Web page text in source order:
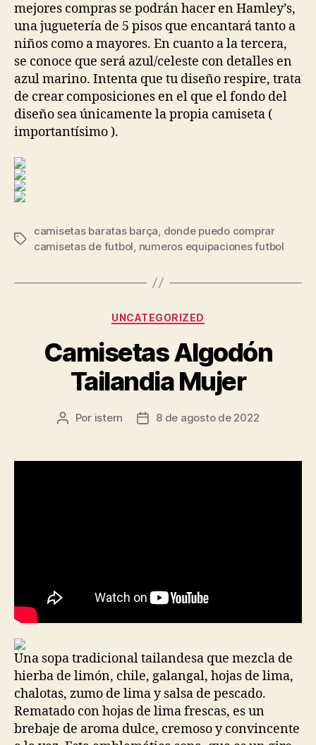
mejores compras se podrán hacer en Hamley’s,
una juguetería de 5 pisos que encantará tanto a
niños como a mayores. En cuanto a la tercera,
se conoce que será azul/celeste con detalles en
azul marino. Intenta que tu diseño respire, trata
de crear composiciones en el que el fondo del
diseño sea únicamente la propia camiseta (
importantísimo ).
Etiquetas
camisetas baratas barça donde puedo comprar
camisetas de futbol numeros equipaciones futbol
Categorías
UNCATEGORIZED
Camisetas Algodón
Tailandia Mujer
Autor
entrada
Por istern
Fecha
entrada
8 de agosto de 2022
Una sopa tradicional tailandesa que mezcla de
hierba de limón, chile, galangal, hojas de lima,
chalotas, zumo de lima y salsa de pescado.
Rematado con hojas de lima frescas, es un
brebaje de aroma dulce, cremoso y convincente